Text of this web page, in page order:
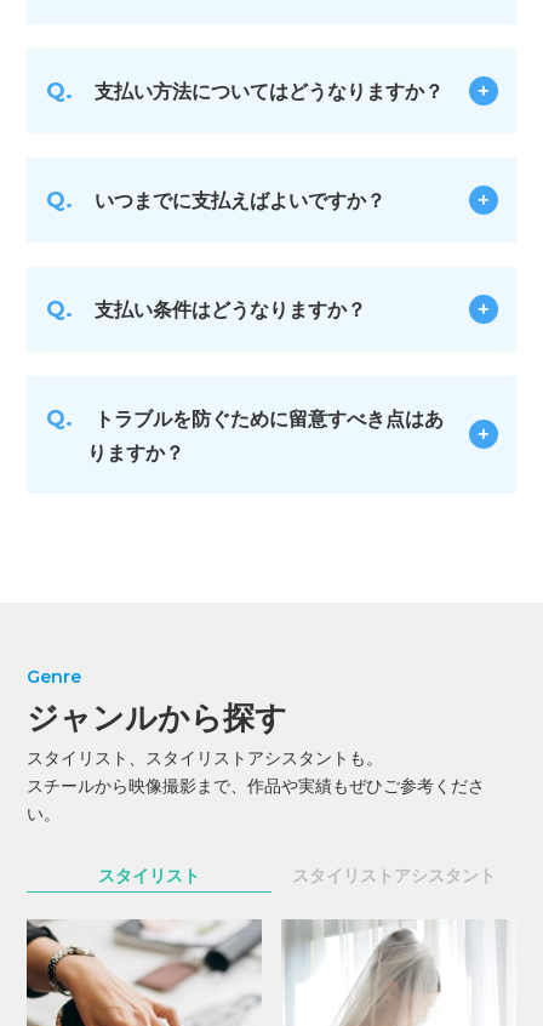
Q. 支払い方法についてはどうなりますか？
Q. いつまでに支払えばよいですか？
Q. 支払い条件はどうなりますか？
Q.
トラブルを防ぐために留意すべき点はあ
りますか？
Genre
ジャンルから探す
スタイリスト、スタイリストアシスタントも。
スチールから映像撮影まで、作品や実績もぜひご参考くださ
い。
スタイリスト スタイリスト アシスタント